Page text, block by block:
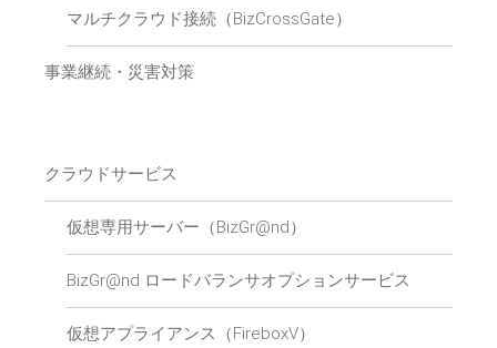
マルチクラウド接続（BizCrossGate）
事業継続・災害対策
クラウドサービス
仮想専用サーバー（BizGr@nd）
BizGr@nd ロードバランサオプションサービス
仮想アプライアンス（FireboxV）